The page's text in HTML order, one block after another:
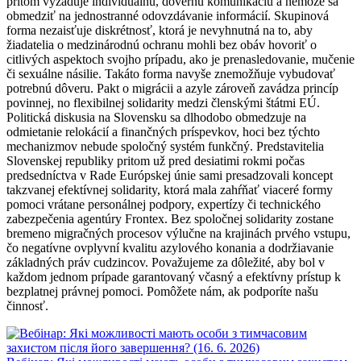
obmedziť na jednostranné odovzdávanie informácií. Skupinová
forma nezaisťuje diskrétnosť, ktorá je nevyhnutná na to, aby
žiadatelia o medzinárodnú ochranu mohli bez obáv hovoriť o
citlivých aspektoch svojho prípadu, ako je prenasledovanie, mučenie
či sexuálne násilie. Takáto forma navyše znemožňuje vybudovať
potrebnú dôveru. Pakt o migrácii a azyle zároveň zavádza princíp
povinnej, no flexibilnej solidarity medzi členskými štátmi EÚ.
Politická diskusia na Slovensku sa dlhodobo obmedzuje na
odmietanie relokácií a finančných príspevkov, hoci bez týchto
mechanizmov nebude spoločný systém funkčný. Predstavitelia
Slovenskej republiky pritom už pred desiatimi rokmi počas
predsedníctva v Rade Európskej únie sami presadzovali koncept
takzvanej efektívnej solidarity, ktorá mala zahŕňať viaceré formy
pomoci vrátane personálnej podpory, expertízy či technického
zabezpečenia agentúry Frontex. Bez spoločnej solidarity zostane
bremeno migračných procesov výlučne na krajinách prvého vstupu,
čo negatívne ovplyvní kvalitu azylového konania a dodržiavanie
základných práv cudzincov. Považujeme za dôležité, aby bol v
každom jednom prípade garantovaný včasný a efektívny prístup k
bezplatnej právnej pomoci. Pomôžete nám, ak podporíte našu
činnosť.